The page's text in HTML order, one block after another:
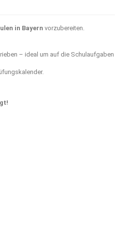
in Bayern vorzubereiten.
– ideal um auf die Schulaufgaben